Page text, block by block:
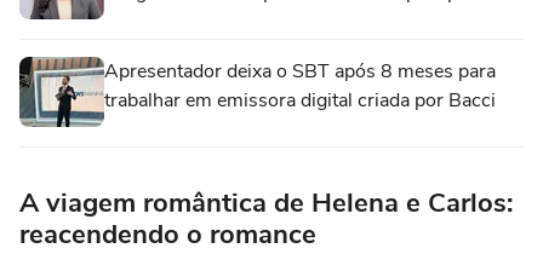
Apresentador deixa o SBT após 8 meses para
trabalhar em emissora digital criada por Bacci
A viagem romântica de Helena e Carlos:
reacendendo o romance